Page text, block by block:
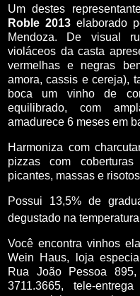
Um destes
Roble 2013elaborado
Mendoza. De visual
violáceos da casta
vermelhas e negras
amora, cassis e cereja),
boca um vinho de
equilibrado, com
amadurece 6 meses em
Harmoniza com
pizzas com
picantes, massas e
Possui 13,5% de
degustado na
Você encontra vinhos
Wein Haus, loja
Rua João Pessoa
3711.3665, tele-